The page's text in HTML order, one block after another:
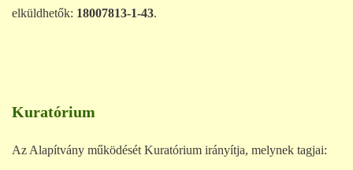
elküldhetők: 18007813-1-43.
Kuratórium
Az Alapítvány működését Kuratórium irányítja, melynek tagjai: